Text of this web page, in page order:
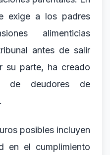
exige a los padres
alimenticias
antes de salir
su parte, ha creado
de deudores de
posibles incluyen
en el cumplimiento